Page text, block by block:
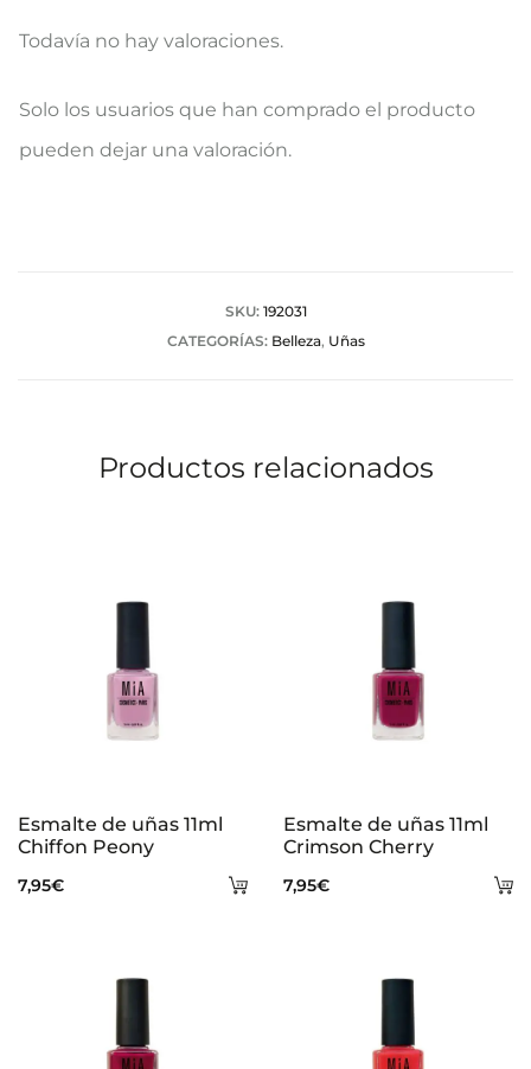
V
a
Todavía no hay valoraciones.
Solo los usuarios que han comprado el producto
pueden dejar una valoración.
SKU: 192031
CATEGORÍAS: Belleza, Uñas
Productos relacionados
Añadir
Esmalte de uñas 11ml
Chiffon Peony
7,95€
Esmalte de uñas 11ml
Crimson Cherry
7,95€